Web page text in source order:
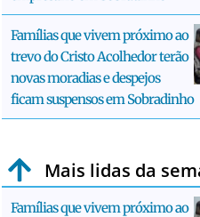
Famílias que vivem próximo ao
trevo do Cristo Acolhedor terão
novas moradias e despejos
ficam suspensos em Sobradinho
Mais lidas da
Famílias que vivem próximo ao